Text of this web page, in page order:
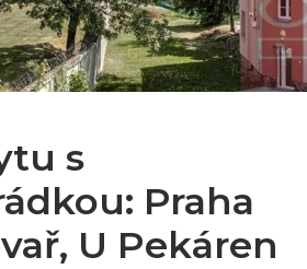
s
Praha
U Pekáren